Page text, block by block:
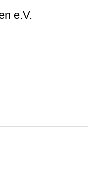
e.V.